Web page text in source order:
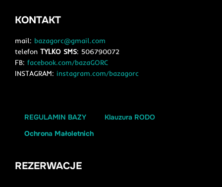
KONTAKT
mail: bazagorc@gmail.com
telefon TYLKO SMS: 506790072
FB: facebook.com/bazaGORC
INSTAGRAM: instagram.com/bazagorc
REGULAMIN BAZY
Klauzura RODO
Ochrona Małoletnich
REZERWACJE